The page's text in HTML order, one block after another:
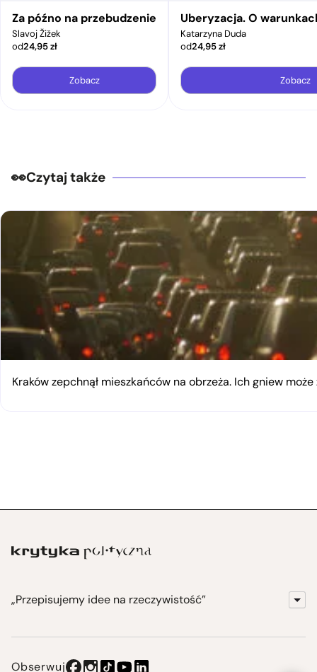
Za późno na przebudzenie
Slavoj Žižek
od24,95zł
Zobacz
Uberyzacja. O
Katarzyna Duda
od24,95zł
Zobacz
Czytaj także
Kraków zepchnął mieszkańców na obrzeża. Ich gniew
„Przepisujemy idee na rzeczywistość”
Obserwuj